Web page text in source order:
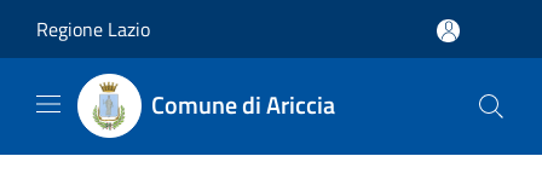
Regione Lazio
Comune di Ariccia